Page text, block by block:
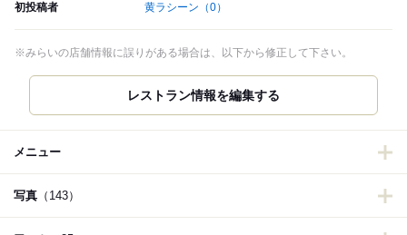
初投稿者 黄ラシーン （0）
※みらいの店舗情報に誤りがある場合は、以下から修正して下さい。
レストラン情報を編集する
メニュー
写真 （143）